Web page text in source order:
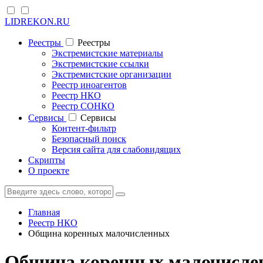
LIDREKON.RU
Реестры
Реестры
Экстремистские материалы
Экстремистские ссылки
Экстремистские организации
Реестр иноагентов
Реестр НКО
Реестр СОНКО
Cервисы
Cервисы
Контент-фильтр
Безопасный поиск
Версия сайта для слабовидящих
Скрипты
О проекте
Главная
Реестр НКО
Община коренных малочисленных